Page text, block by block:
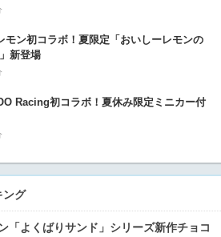
モン初コラボ！夏限定「おいしーレモンの
新登場
Racing初コラボ！夏休み限定ミニカー付
ング
「よくばりサンド」シリーズ新作チョコ